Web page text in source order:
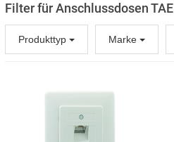
Filter für Anschlussdosen TAE
Produkttyp Marke